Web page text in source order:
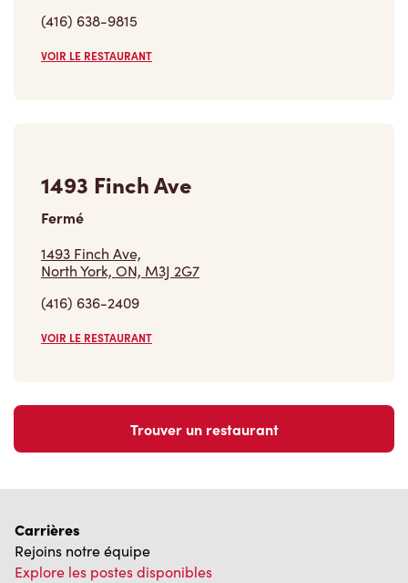
(416) 638-9815
VOIR LE RESTAURANT
1493 Finch Ave
Fermé
1493 Finch Ave,
North York, ON, M3J 2G7
(416) 636-2409
VOIR LE RESTAURANT
Trouver un restaurant
Carrières
Rejoins notre équipe
Explore les postes disponibles